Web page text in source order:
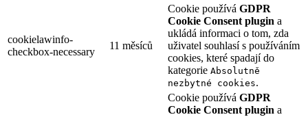
cookielawinfo-
checkbox-necessary
11 měsíců
Cookie používá GDPR
Cookie Consent plugin a
ukládá informaci o tom, zda
uživatel souhlasí s používáním
cookies, které spadají do
kategorie Absolutně
nezbytné cookies.
Cookie používá GDPR
Cookie Consent plugin a